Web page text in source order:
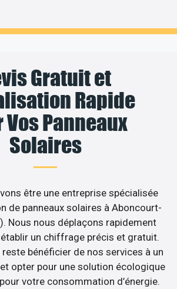
Gratuit et
Rapide
Vos Panneaux
Solaires
être une entreprise spécialisée
de panneaux solaires à Aboncourt-
Nous nous déplaçons rapidement
un chiffrage précis et gratuit.
bénéficier de nos services à un
opter pour une solution écologique
votre consommation d’énergie.